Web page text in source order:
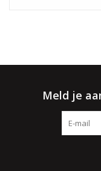
Meld je